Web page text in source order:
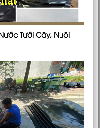
Tưới Cây, Nuôi